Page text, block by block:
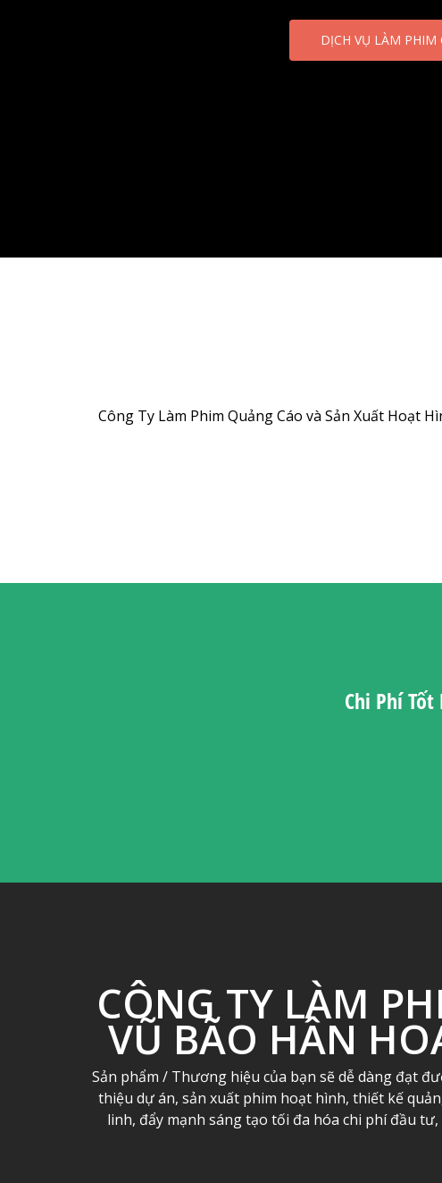
DỊCH VỤ LÀM PHIM
Công Ty Làm Phim Quảng Cáo và Sản Xuất Hoạt
Chi Phí
CÔNG TY LÀM
VŨ BÃO HÂN
Sản phẩm / Thương hiệu của bạn sẽ dễ dàng đạt
thiệu dự án, sản xuất phim hoạt hình, thiết kế
linh, đẩy mạnh sáng tạo tối đa hóa chi phí đầu